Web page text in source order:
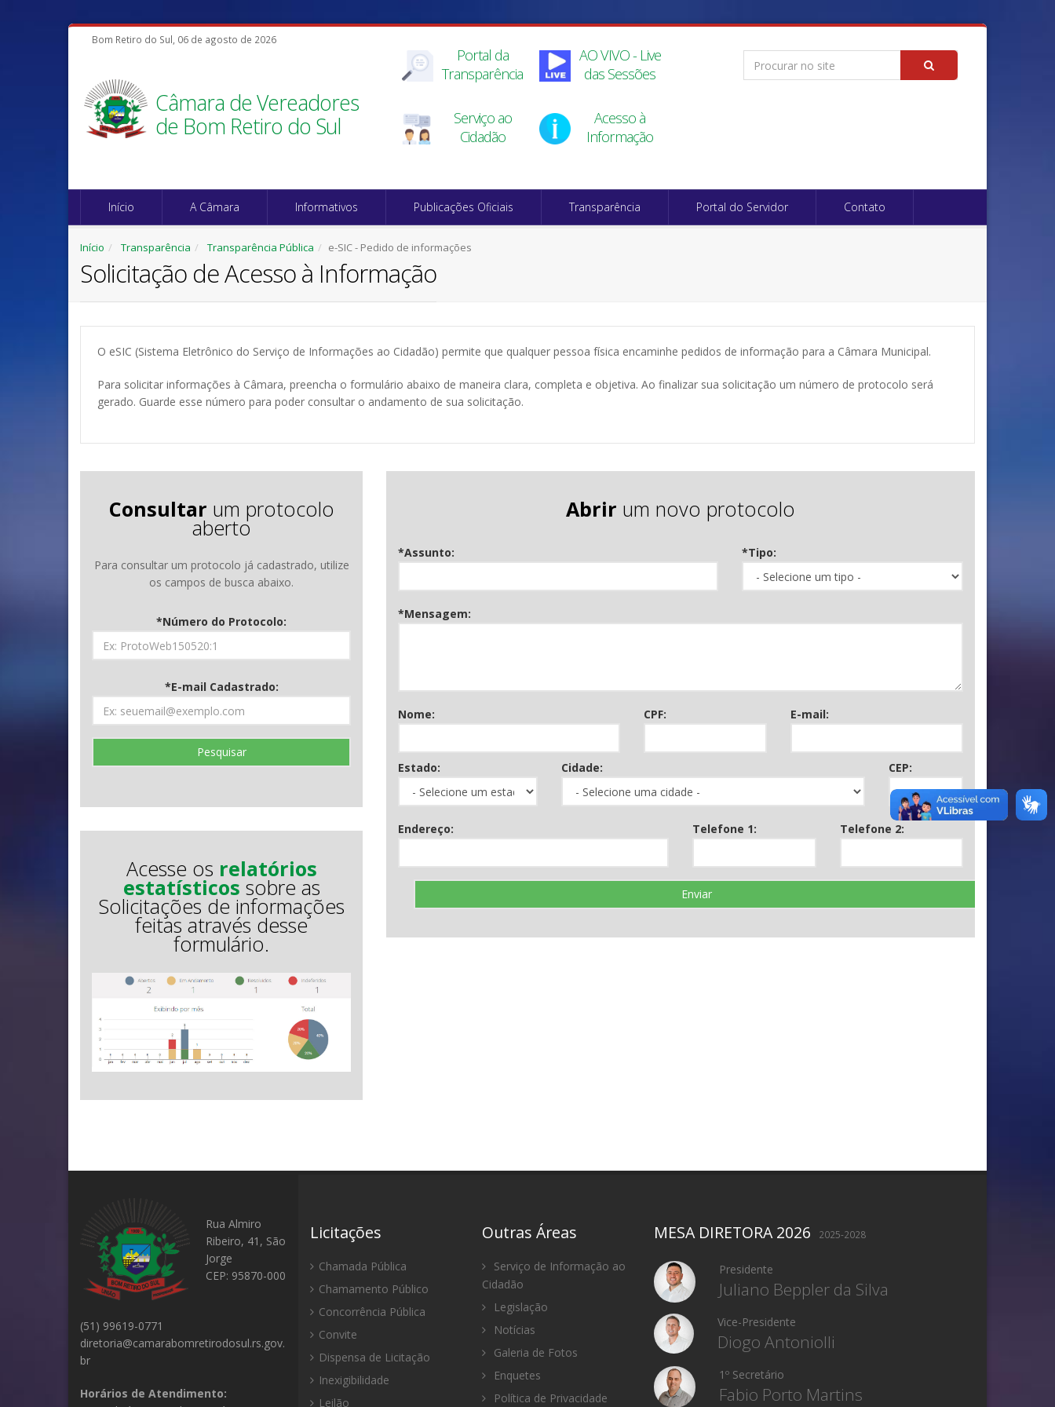
Bom Retiro do Sul, 06 de agosto de 2026
Câmara de Vereadores
de Bom Retiro do Sul
Portal da
Transparência
AO VIVO - Live
das Sessões
Serviço ao
Cidadão
Acesso à
Informação
Ouvidoria
Pesquisar
Início A Câmara Informativos Publicações Oficiais Transparência Portal do Servidor Contato
Início Transparência Transparência Pública e-SIC - Pedido de informações
Solicitação de Acesso à Informação
O eSIC (Sistema Eletrônico do Serviço de Informações ao Cidadão) permite que qualquer pessoa física encaminhe pedidos de informação para a Câmara Municipal.
Para solicitar informações à Câmara, preencha o formulário abaixo de maneira clara, completa e objetiva. Ao finalizar sua solicitação um número de protocolo será
gerado. Guarde esse número para poder consultar o andamento de sua solicitação.
Consultar um protocolo
aberto
Para consultar um protocolo já cadastrado, utilize
os campos de busca abaixo.
*Número do Protocolo:
*E-mail Cadastrado:
Pesquisar
Acesse os relatórios
estatísticos sobre as
Solicitações de informações
feitas através desse
formulário.
Abrir um novo protocolo
*Assunto: *Tipo:
*Mensagem:
Nome: CPF: E-mail:
Estado: Cidade: CEP:
Endereço: Telefone 1: Telefone 2:
Enviar
Rua Almiro
Ribeiro, 41, São
Jorge
CEP: 95870-000
(51) 99619-0771
diretoria@camarabomretirodosul.rs.gov.
br
Horários de Atendimento:
Licitações
Chamada Pública
Chamamento Público
Concorrência Pública
Convite
Dispensa de Licitação
Inexigibilidade
Leilão
Outras Áreas
Serviço de Informação ao
Cidadão
Legislação
Notícias
Galeria de Fotos
Enquetes
Política de Privacidade
MESA DIRETORA 2026 2025-2028
Presidente
Juliano Beppler da Silva
Vice-Presidente
Diogo Antoniolli
1º Secretário
Fabio Porto Martins